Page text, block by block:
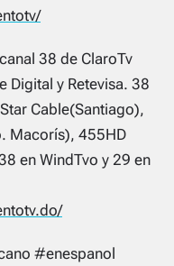
38 de ClaroTv
Digital y Retevisa. 38
Cable(Santiago),
Macorís), 455HD
en WindTvo y 29 en
#enespanol